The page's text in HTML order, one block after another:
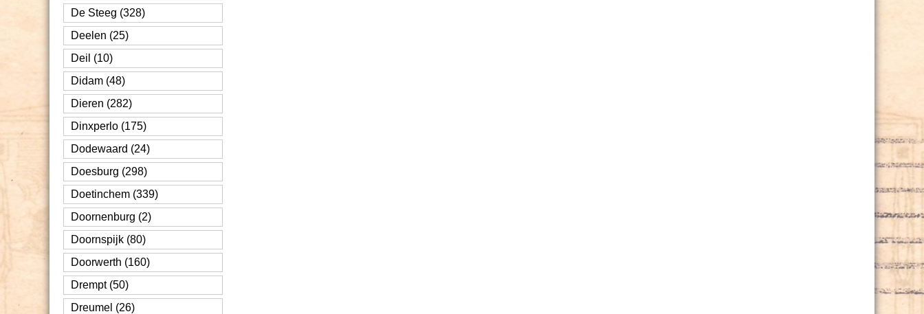
De Steeg (328)
Deelen (25)
Deil (10)
Didam (48)
Dieren (282)
Dinxperlo (175)
Dodewaard (24)
Doesburg (298)
Doetinchem (339)
Doornenburg (2)
Doornspijk (80)
Doorwerth (160)
Drempt (50)
Dreumel (26)